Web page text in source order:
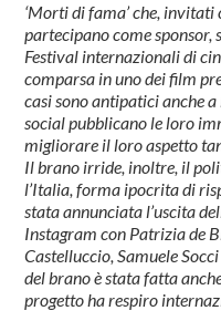
‘Morti di fama’ che,
partecipano come sponsor,
Festival internazionali di
comparsa in uno dei film
casi sono antipatici anche
social pubblicano le loro
migliorare il loro aspetto
Il brano irride, inoltre, il
l’Italia, forma ipocrita di
stata annunciata l’uscita
Instagram con Patrizia de
Castelluccio, Samuele
del brano è stata fatta
progetto ha respiro